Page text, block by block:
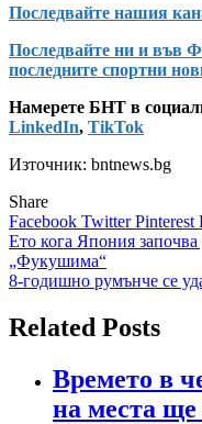
Последвайте нашия
Последвайте ни и във
последните спортни
Намерете БНТ в
LinkedIn, TikTok
Източник: bntnews.bg
Share
Facebook TwitterPinterest
Навигация
Ето кога Япония
„Фукушима“
8-годишно румънче се
Related Posts
Времето в
на места